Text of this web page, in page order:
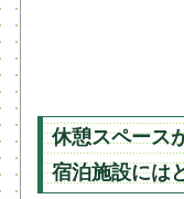
休憩スペース
宿泊施設には